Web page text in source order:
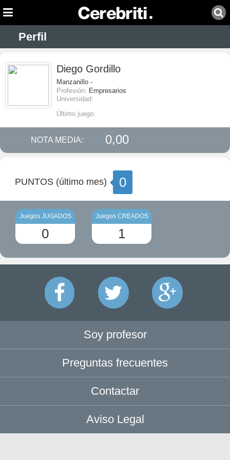
Perfil
Diego Gordillo
Manzanillo -
Profesión: Empresarios
Universidad:
Último juego:
NOTA MEDIA: 0,00
PUNTOS (último mes) 0
Juegos JUGADOS
0
Juegos CREADOS
1
Soy profesor
Preguntas frecuentes
Contactar
Aviso Legal